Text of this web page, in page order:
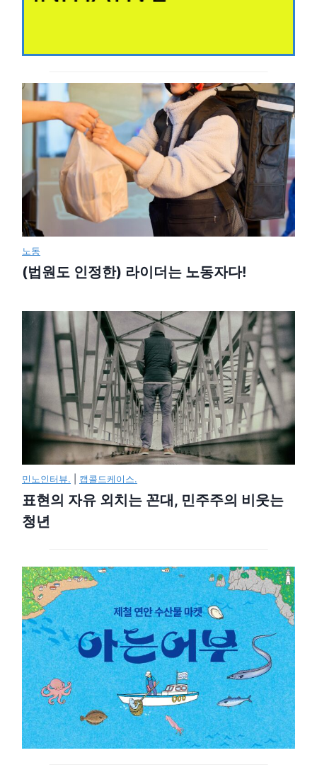
노동
(법원도 인정한) 라이더는 노동자다!
민노인터뷰. 캡콜드케이스.
표현의 자유 외치는 꼰대, 민주주의 비웃는
청년